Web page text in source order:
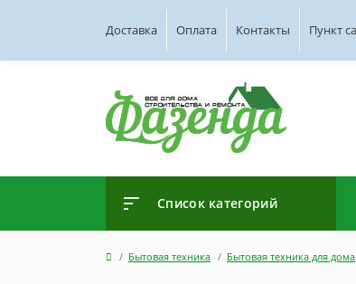
Доставка Оплата Контакты Пункт
Список категорий
Бытовая техника Бытовая техника для дома